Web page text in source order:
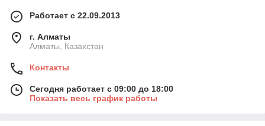
Работает с 22.09.2013
г. Алматы
Алматы, Казахстан
Контакты
Сегодня работает с 09:00 до 18:00
Показать весь график работы